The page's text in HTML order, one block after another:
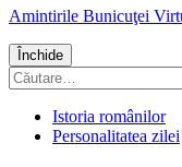
Amintirile Bunicuţei
Închide
Caută
după:
Istoria românilor
Personalitatea zilei